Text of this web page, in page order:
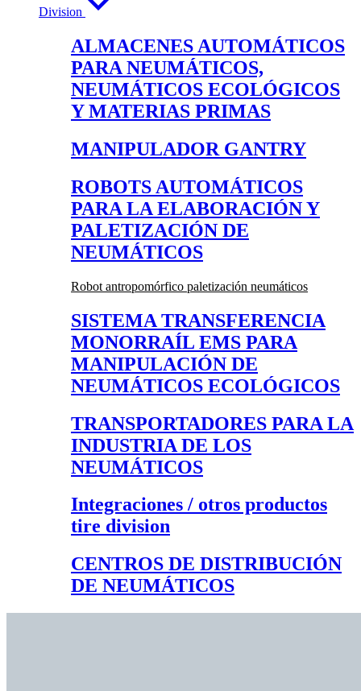
Division
ALMACENES AUTOMÁTICOS
PARA NEUMÁTICOS,
NEUMÁTICOS ECOLÓGICOS
Y MATERIAS PRIMAS
MANIPULADOR GANTRY
ROBOTS AUTOMÁTICOS
PARA LA ELABORACIÓN Y
PALETIZACIÓN DE
NEUMÁTICOS
Robot antropomórfico paletización neumáticos
SISTEMA TRANSFERENCIA
MONORRAÍL EMS PARA
MANIPULACIÓN DE
NEUMÁTICOS ECOLÓGICOS
TRANSPORTADORES PARA LA
INDUSTRIA DE LOS
NEUMÁTICOS
Integraciones / otros productos
tire division
CENTROS DE DISTRIBUCIÓN
DE NEUMÁTICOS